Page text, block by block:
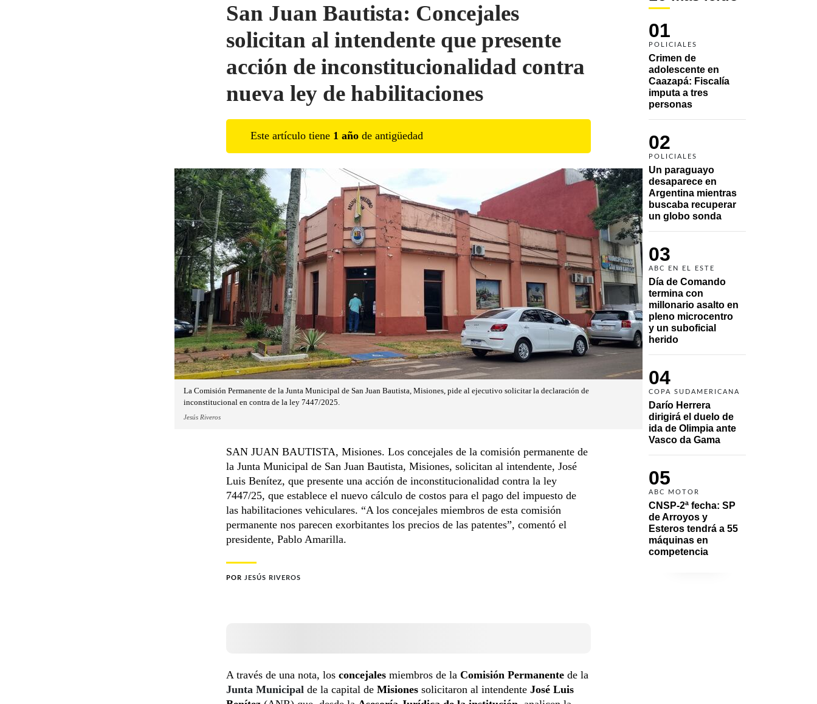
01
POLICIALES
Crimen de
adolescente en
Caazapá: Fiscalía
imputa a tres
personas
02
POLICIALES
Un paraguayo
desaparece en
Argentina mientras
buscaba recuperar
un globo sonda
03
ABC EN EL ESTE
Día de Comando
termina con
millonario asalto en
pleno microcentro
y un suboficial
herido
04
COPA SUDAMERICANA
Darío Herrera
dirigirá el duelo de
ida de Olimpia ante
Vasco da Gama
05
ABC MOTOR
CNSP-2ª fecha: SP
de Arroyos y
Esteros tendrá a 55
máquinas en
competencia
San Juan Bautista: Concejales
solicitan al intendente que presente
acción de inconstitucionalidad contra
nueva ley de habilitaciones
Este artículo tiene 1 año de antigüedad
La Comisión Permanente de la Junta Municipal de San Juan Bautista, Misiones, pide al ejecutivo solicitar la declaración de
inconstitucional en contra de la ley 7447/2025.
Jesús Riveros
SAN JUAN BAUTISTA, Misiones. Los concejales de la comisión permanente de
la Junta Municipal de San Juan Bautista, Misiones, solicitan al intendente, José
Luis Benítez, que presente una acción de inconstitucionalidad contra la ley
7447/25, que establece el nuevo cálculo de costos para el pago del impuesto de
las habilitaciones vehiculares. “A los concejales miembros de esta comisión
permanente nos parecen exorbitantes los precios de las patentes”, comentó el
presidente, Pablo Amarilla.
POR JESÚS RIVEROS
A través de una nota, los concejales miembros de la Comisión Permanente de la
Junta Municipal de la capital de Misiones solicitaron al intendente José Luis